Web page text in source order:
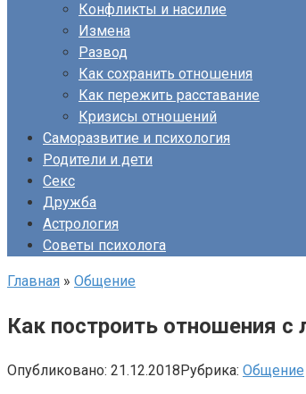
Конфликты и насилие
Измена
Развод
Как сохранить отношения
Как пережить расставание
Кризисы отношений
Саморазвитие и психология
Родители и дети
Секс
Дружба
Астрология
Советы психолога
Главная » Общение
Как построить отношения
Опубликовано: 21.12.2018Рубрика: Общение